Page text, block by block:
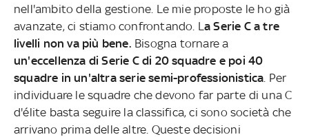
nell'ambito della gestione. Le mie proposte le ho già
avanzate, ci stiamo confrontando. L a Serie C a tre
livelli non va più bene. Bisogna tornare a
un'eccellenza di Serie C di 20 squadre e poi 40
squadre in un'altra serie semi-professionistica . Per
individuare le squadre che devono far parte di una C
d'élite basta seguire la classifica, ci sono società che
arrivano prima delle altre. Queste decisioni